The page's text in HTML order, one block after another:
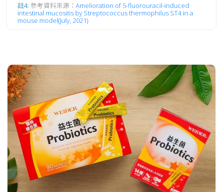
註4: 參考資料來源：Amelioration of 5-fluorouracil-induced
intestinal mucositis by Streptococcus thermophilus ST4 in a
mouse model(July, 2021)